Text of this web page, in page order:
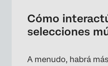
Cómo
selecciones
A menudo, habrá